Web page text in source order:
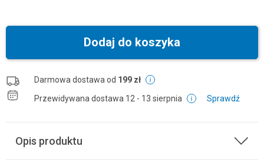
Dodaj do koszyka
Darmowa dostawa od 199 zł
Przewidywana dostawa 12 - 13 sierpnia Sprawdź
Opis produktu